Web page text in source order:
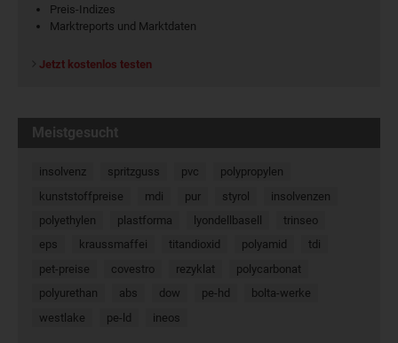
Preis-Indizes
Marktreports und Marktdaten
Jetzt kostenlos testen
Meistgesucht
insolvenz spritzguss pvc
polypropylen
kunststoffpreise
mdi pur styrol
insolvenzen
polyethylen
plastforma lyondellbasell
trinseo
eps
kraussmaffei titandioxid polyamid
tdi
pet-preise
covestro rezyklat
polycarbonat
polyurethan
abs dow pe-hd
bolta-werke
westlake
pe-ld ineos